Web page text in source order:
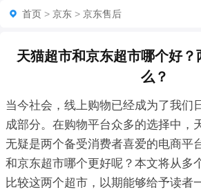
首页 > 京东 > 京东售后
天猫超市和京东超市哪个好
么？
当今社会，线上购物已经成为了我们
成部分。在购物平台众多的选择中，
无疑是两个备受消费者喜爱的电商平
和京东超市哪个更好呢？本文将从多
比较这两个超市，以期能够给予读者